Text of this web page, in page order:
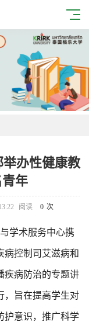
办性健康教
年
阅读 0 次
学术服务中心携
病控制司艾滋病和
疾病防治的专题讲
，旨在提高学生对
护意识，推广科学